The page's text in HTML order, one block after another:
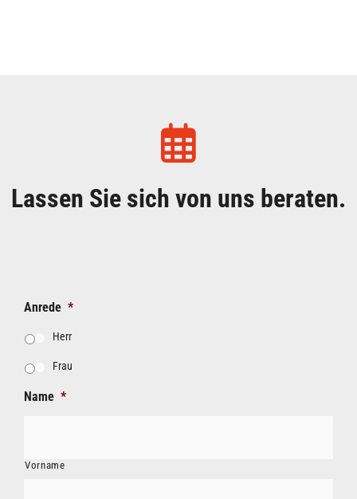
Lassen Sie sich von uns beraten.
Anrede *
Herr
Frau
Name *
Vorname